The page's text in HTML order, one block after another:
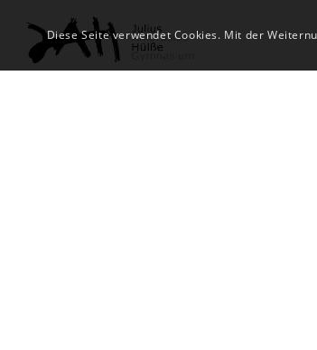
Diese Seite verwendet Cookies. Mit der